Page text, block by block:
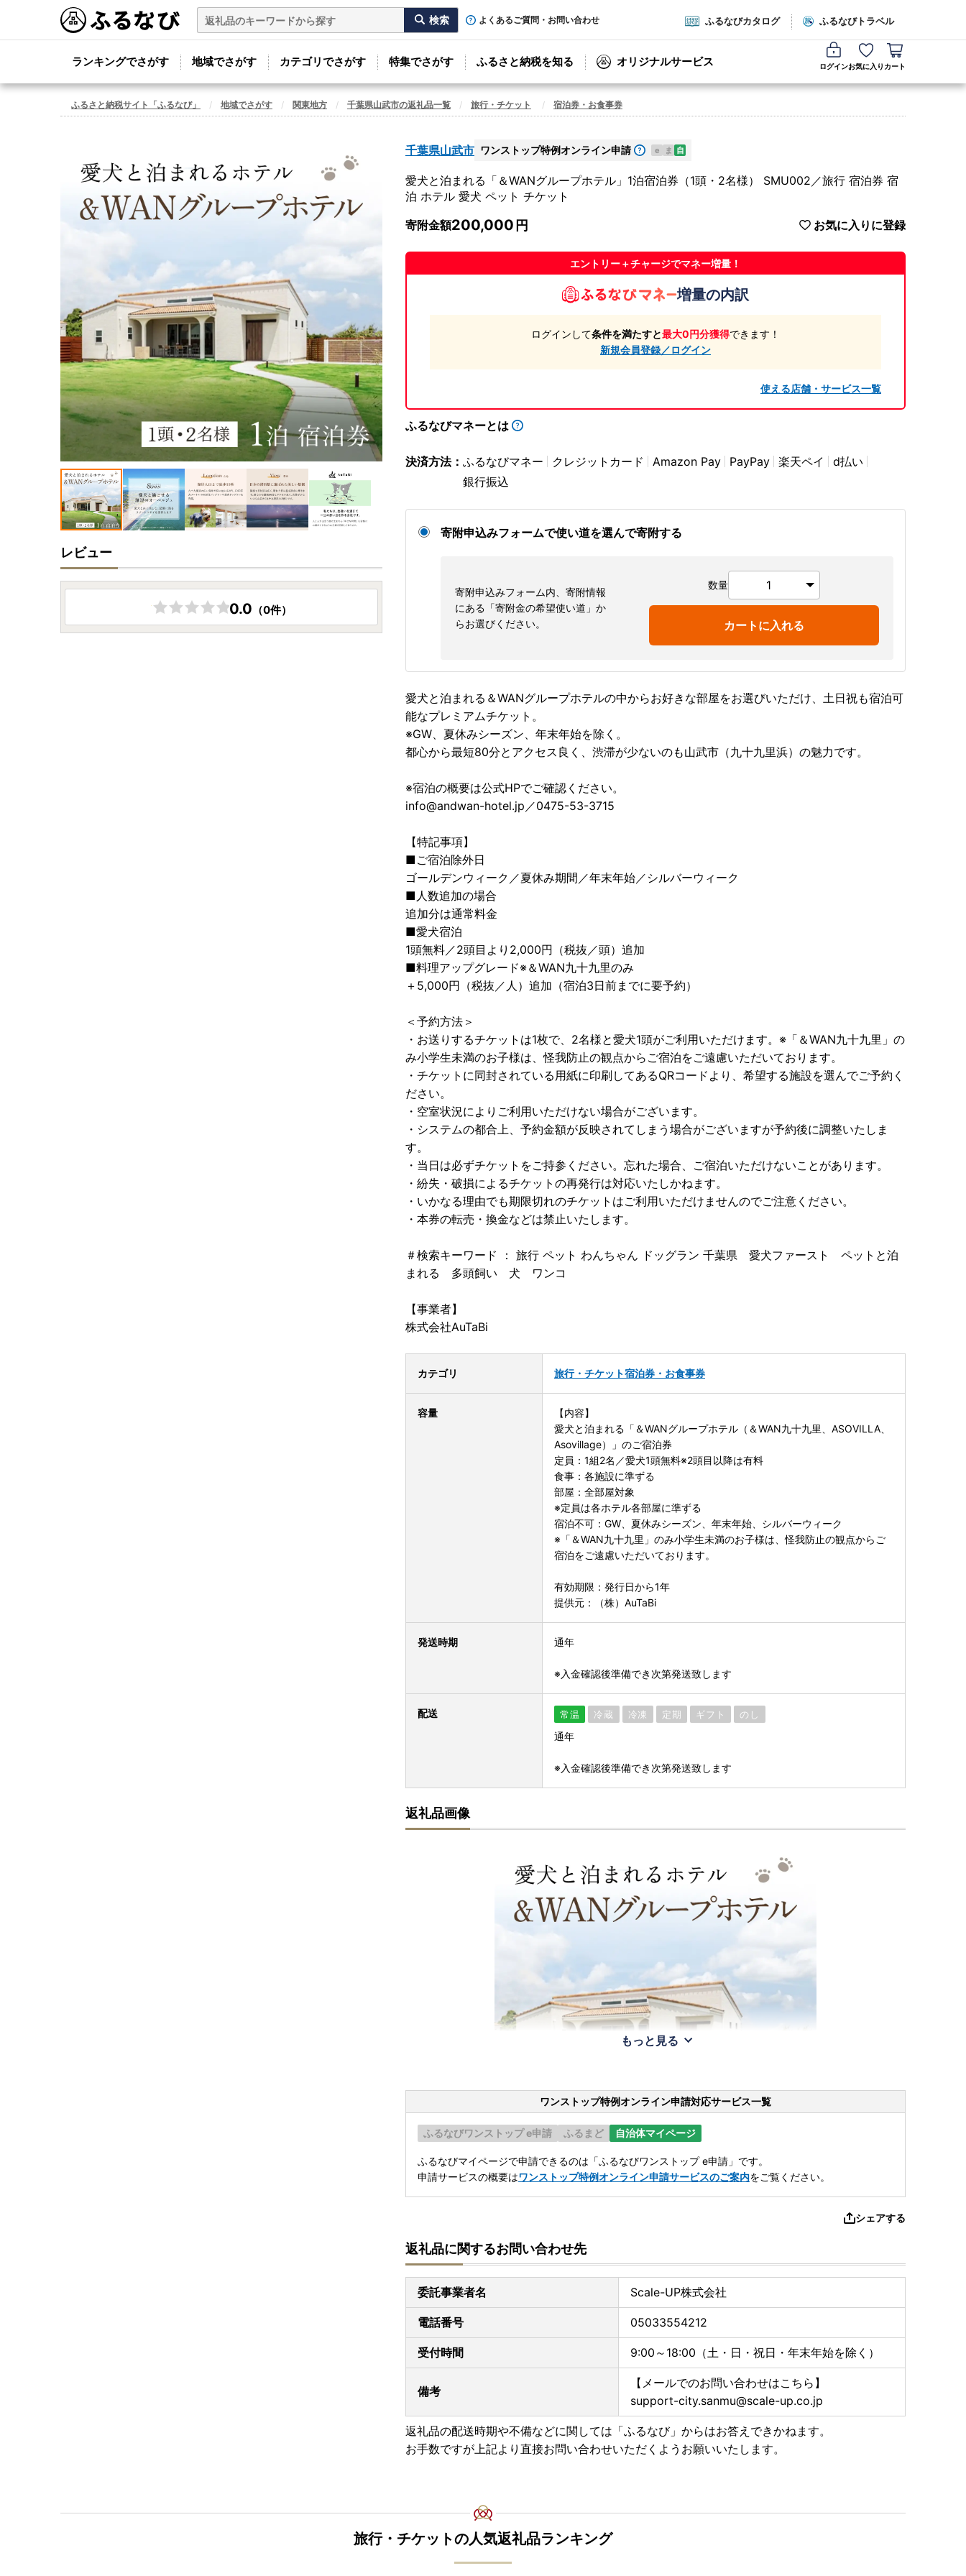
よくあるご質問・お問い合わせ ふるなびカタログ ふるなびトラベル
ランキングでさがす 地域でさがす カテゴリでさがす 特集でさがす ふるさと納税を知る オリジナルサービス ログインお気に入り カート
ふるさと納税サイト「ふるなび」 地域でさがす 関東地方 千葉県山武市の返礼品一覧 旅行・チケット 宿泊券・お食事券
千葉県山武市 ワンストップ特例オンライン申請 e ま 自
愛犬と泊まれる「＆WANグループホテル」1泊宿泊券（1頭・2名様） SMU002／旅行 宿泊券 宿
泊 ホテル 愛犬 ペット チケット
寄附金額200,000 お気に入りに登録
エントリー＋チャージでマネー増量！
増量の内訳
ログインして条件を満たすと最大0円分獲得できます！
新規会員登録／ログイン
使える店舗・サービス一覧
ふるなびマネーとは
決済方法： ふるなびマネー クレジットカード Amazon Pay PayPay 楽天ペイ
d払い
銀行振込
寄附申込みフォームで使い道を選んで寄附する
寄附申込みフォーム内、寄附情報
にある「寄附金の希望使い道」か
らお選びください。
数量
カートに入れる
愛犬と泊まれる＆WANグループホテルの中からお好きな部屋をお選びいただけ、土日祝も宿泊可
能なプレミアムチケット。
※GW、夏休みシーズン、年末年始を除く。
都心から最短80分とアクセス良く、渋滞が少ないのも山武市（九十九里浜）の魅力です。
※宿泊の概要は公式HPでご確認ください。
info@andwan-hotel.jp／0475-53-3715
【特記事項】
■ご宿泊除外日
ゴールデンウィーク／夏休み期間／年末年始／シルバーウィーク
■人数追加の場合
追加分は通常料金
■愛犬宿泊
1頭無料／2頭目より2,000円（税抜／頭）追加
■料理アップグレード※＆WAN九十九里のみ
＋5,000円（税抜／人）追加（宿泊3日前までに要予約）
＜予約方法＞
・お送りするチケットは1枚で、2名様と愛犬1頭がご利用いただけます。※「＆WAN九十九里」の
み小学生未満のお子様は、怪我防止の観点からご宿泊をご遠慮いただいております。
・チケットに同封されている用紙に印刷してあるQRコードより、希望する施設を選んでご予約く
ださい。
・空室状況によりご利用いただけない場合がございます。
・システムの都合上、予約金額が反映されてしまう場合がございますが予約後に調整いたしま
す。
・当日は必ずチケットをご持参ください。忘れた場合、ご宿泊いただけないことがあります。
・紛失・破損によるチケットの再発行は対応いたしかねます。
・いかなる理由でも期限切れのチケットはご利用いただけませんのでご注意ください。
・本券の転売・換金などは禁止いたします。
＃検索キーワード ： 旅行 ペット わんちゃん ドッグラン 千葉県 愛犬ファースト ペットと泊
まれる 多頭飼い 犬 ワンコ
【事業者】
株式会社AuTaBi
カテゴリ 旅行・チケット宿泊券・お食事券
容量
【内容】
愛犬と泊まれる「＆WANグループホテル（＆WAN九十九里、ASOVILLA、
Asovillage）」のご宿泊券
定員：1組2名／愛犬1頭無料※2頭目以降は有料
食事：各施設に準ずる
部屋：全部屋対象
※定員は各ホテル各部屋に準ずる
宿泊不可：GW、夏休みシーズン、年末年始、シルバーウィーク
※「＆WAN九十九里」のみ小学生未満のお子様は、怪我防止の観点からご
宿泊をご遠慮いただいております。
有効期限：発行日から1年
提供元：（株）AuTaBi
発送時期 通年
※入金確認後準備でき次第発送致します
配送 常温 冷蔵 冷凍 定期 ギフト のし
通年
※入金確認後準備でき次第発送致します
返礼品画像
もっと見る
ワンストップ特例オンライン申請対応サービス一覧
ふるなびワンストップ e申請 ふるまど 自治体マイページ
ふるなびマイページで申請できるのは「ふるなびワンストップ e申請」です。
申請サービスの概要はワンストップ特例オンライン申請サービスのご案内をご覧ください。
シェアする
返礼品に関するお問い合わせ先
委託事業者名 Scale-UP株式会社
電話番号 05033554212
受付時間 9:00～18:00（土・日・祝日・年末年始を除く）
備考
【メールでのお問い合わせはこちら】
support-city.sanmu@scale-up.co.jp
返礼品の配送時期や不備などに関しては「ふるなび」からはお答えできかねます。
お手数ですが上記より直接お問い合わせいただくようお願いいたします。
レビュー
0.0 （0件）
旅行・チケットの人気返礼品ランキング